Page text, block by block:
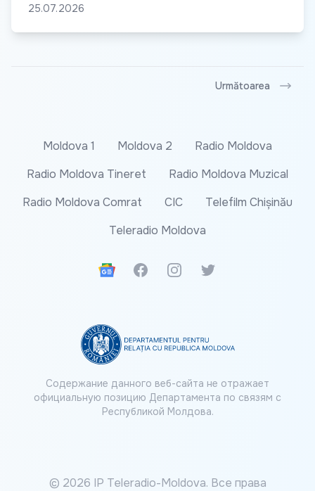
25.07.2026
Următoarea
Moldova 1 Moldova 2
Radio Moldova
Radio Moldova Tineret
Radio Moldova Muzical
Radio Moldova Comrat
CIC
Telefilm Chișinău
Teleradio Moldova
Google News
FacebookInstagramTwitter
Содержание данного веб-сайта не отражает
официальную позицию Департамента по связям с
Республикой Молдова.
© 2026 IP Teleradio-Moldova. Все права